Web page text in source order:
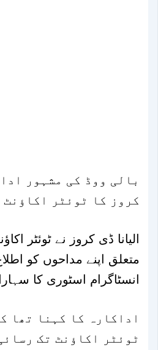
بالی ووڈ کی مشہور
کروز کا ٹوئٹر اکاؤنٹ
الیانا ڈی کروز نے ٹوئٹر
متعلق اپنے مداحوں کو
انسٹاگرام اسٹوری کا سہارا
اداکارہ کا کہنا تھا
ٹوئٹر اکاؤنٹ تک